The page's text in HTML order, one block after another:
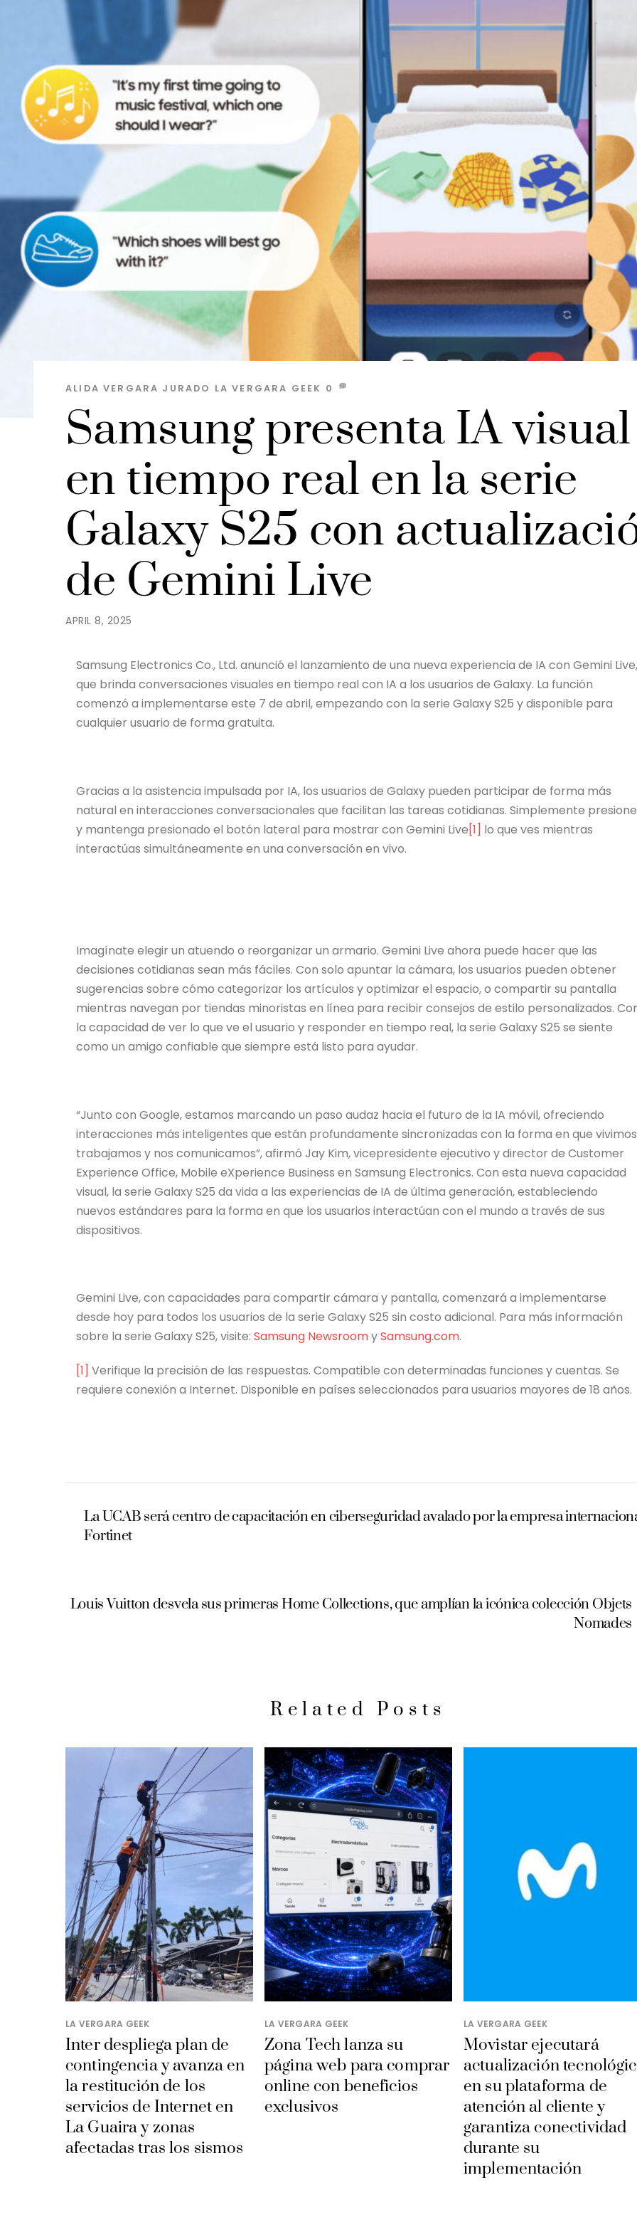
APRIL 8, 2025
Samsung presenta IA visual
en tiempo real en la serie
Galaxy S25 con
de Gemini Live
ALIDA VERGARA JURADO LA VERGARA GEEK 0
Samsung Electronics Co., Ltd. anunció el lanzamiento de una nueva experiencia de IA con Gemini Live,
que brinda conversaciones visuales en tiempo real con IA a los usuarios de Galaxy. La función
comenzó a implementarse este 7 de abril, empezando con la serie Galaxy S25 y disponible para
cualquier usuario de forma gratuita.
Gracias a la asistencia impulsada por IA, los usuarios de Galaxy pueden participar de forma más
natural en interacciones conversacionales que facilitan las tareas cotidianas. Simplemente presione
y mantenga presionado el botón lateral para mostrar con Gemini Live[1] lo que ves mientras
interactúas simultáneamente en una conversación en vivo.
Imagínate elegir un atuendo o reorganizar un armario. Gemini Live ahora puede hacer que las
decisiones cotidianas sean más fáciles. Con solo apuntar la cámara, los usuarios pueden obtener
sugerencias sobre cómo categorizar los artículos y optimizar el espacio, o compartir su pantalla
mientras navegan por tiendas minoristas en línea para recibir consejos de estilo personalizados.
la capacidad de ver lo que ve el usuario y responder en tiempo real, la serie Galaxy S25 se siente
como un amigo confiable que siempre está listo para ayudar.
“Junto con Google, estamos marcando un paso audaz hacia el futuro de la IA móvil, ofreciendo
interacciones más inteligentes que están profundamente sincronizadas con la forma en que
trabajamos y nos comunicamos”, afirmó Jay Kim, vicepresidente ejecutivo y director de Customer
Experience Office, Mobile eXperience Business en Samsung Electronics. Con esta nueva capacidad
visual, la serie Galaxy S25 da vida a las experiencias de IA de última generación, estableciendo
nuevos estándares para la forma en que los usuarios interactúan con el mundo a través de sus
dispositivos.
Gemini Live, con capacidades para compartir cámara y pantalla, comenzará a implementarse
desde hoy para todos los usuarios de la serie Galaxy S25 sin costo adicional. Para más información
sobre la serie Galaxy S25, visite: Samsung NewsroomySamsung.com.
[1] Verifique la precisión de las respuestas. Compatible con determinadas funciones y cuentas. Se
requiere conexión a Internet. Disponible en países seleccionados para usuarios mayores de 18 años.
La UCAB será centro de capacitación en ciberseguridad avalado por la empresa
Fortinet
Louis Vuitton desvela sus primeras Home Collections, que amplían la icónica colección Objets
Nomades
Related Posts
LA VERGARA GEEK
Inter despliega plan de
contingencia y avanza en
la restitución de los
servicios de Internet en
La Guaira y zonas
afectadas tras los sismos
LA VERGARA GEEK
​Zona Tech lanza su
página web para comprar
online con beneficios
exclusivos
LA VERGARA GEEK
Movistar ejecutará
actualización
en su plataforma de
atención al cliente y
garantiza conectividad
durante su
implementación